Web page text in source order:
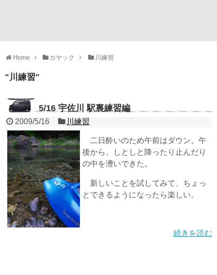
Home カヤック 川練習
"川練習"
5/16 宇佐川 駅裏練習編
2009/5/16 川練習
二日酔いのため午前はダウン。午
後から、しとしと降ったり止んだり
の中を漕いできた。
新しいことを試してみて、ちょっ
とできるようになったら楽しい。
続きを読む